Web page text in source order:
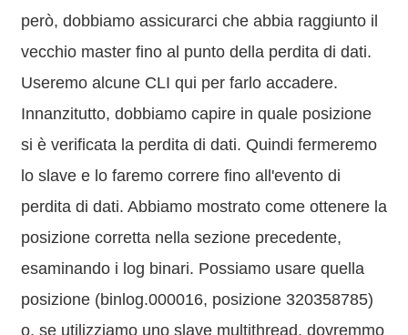
però, dobbiamo assicurarci che abbia raggiunto il
vecchio master fino al punto della perdita di dati.
Useremo alcune CLI qui per farlo accadere.
Innanzitutto, dobbiamo capire in quale posizione
si è verificata la perdita di dati. Quindi fermeremo
lo slave e lo faremo correre fino all'evento di
perdita di dati. Abbiamo mostrato come ottenere la
posizione corretta nella sezione precedente,
esaminando i log binari. Possiamo usare quella
posizione (binlog.000016, posizione 320358785)
o, se utilizziamo uno slave multithread, dovremmo